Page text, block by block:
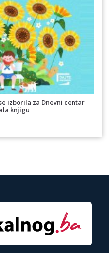
izborila za Dnevni centar
knjigu